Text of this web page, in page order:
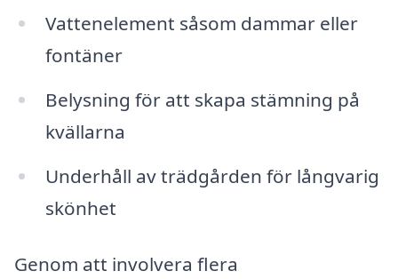
Vattenelement såsom dammar eller
fontäner
Belysning för att skapa stämning på
kvällarna
Underhåll av trädgården för långvarig
skönhet
Genom att involvera flera